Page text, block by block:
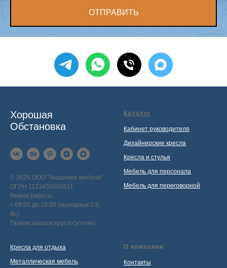
ОТПРАВИТЬ
Хорошая
Обстановка
© 2026 ООО "Академия мебели"
ОГРН 1123459005911
Режим работы:
с 09:00 до 18:00 (выходные Сб,
Вс)
Прием заказов круглосуточно
Каталог
Кабинет руководителя
Дизайнерские кресла
Кресла и стулья
Мебель для персонала
Мебель для переговорной
Кресла для отдыха
Металлическая мебель
О компании
Контакты